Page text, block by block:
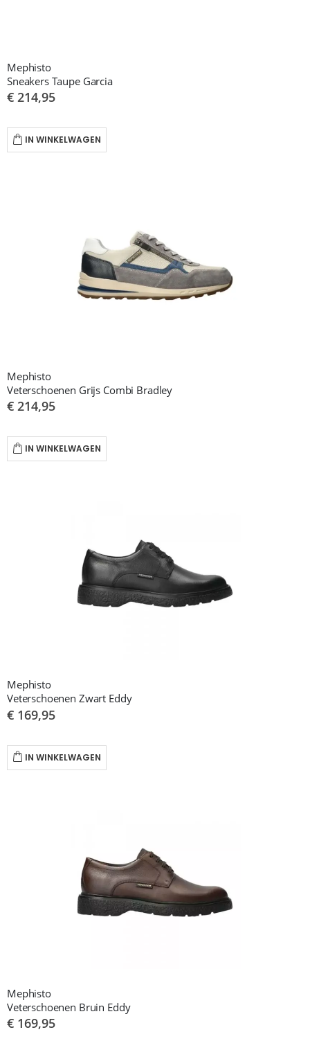
Mephisto
Sneakers Taupe Garcia
€ 214,95
IN WINKELWAGEN
Mephisto
Veterschoenen Grijs Combi Bradley
€ 214,95
IN WINKELWAGEN
Mephisto
Veterschoenen Zwart Eddy
€ 169,95
IN WINKELWAGEN
Mephisto
Veterschoenen Bruin Eddy
€ 169,95